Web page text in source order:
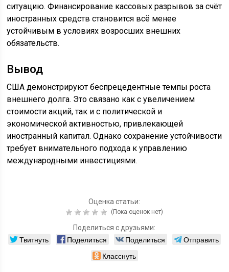
ситуацию. Финансирование кассовых разрывов за счёт
иностранных средств становится всё менее
устойчивым в условиях возросших внешних
обязательств.
Вывод
США демонстрируют беспрецедентные темпы роста
внешнего долга. Это связано как с увеличением
стоимости акций, так и с политической и
экономической активностью, привлекающей
иностранный капитал. Однако сохранение устойчивости
требует внимательного подхода к управлению
международными инвестициями.
Оценка статьи:
(Пока оценок нет)
Поделиться с друзьями:
Твитнуть Поделиться Поделиться
Отправить
Класснуть